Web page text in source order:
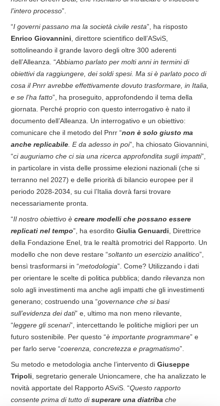
l’intero processo”.
“I governi passano ma la società civile resta”, ha risposto
Enrico Giovannini , direttore scientifico dell’ASviS,
sottolineando il grande lavoro degli oltre 300 aderenti
dell’Alleanza. “Abbiamo parlato per molti anni in termini di
obiettivi da raggiungere, dei soldi spesi. Ma si è parlato poco di
cosa il Pnrr avrebbe effettivamente dovuto trasformare, in Italia,
e se l’ha fatto”, ha proseguito, approfondendo il tema della
giornata. Perché proprio con questo interrogativo è nato il
documento dell’Alleanza. Un interrogativo e un obiettivo:
comunicare che il metodo del Pnrr “non è solo giusto ma
anche replicabile . E da adesso in poi”, ha chiosato Giovannini,
“ci auguriamo che ci sia una ricerca approfondita sugli impatti”,
in particolare in vista delle prossime elezioni nazionali (che si
terranno nel 2027) e delle priorità di bilancio europee per il
periodo 2028-2034, su cui l’Italia dovrà farsi trovare
necessariamente pronta.
“Il nostro obiettivo è creare modelli che possano essere
replicati nel tempo”, ha esordito Giulia Genuardi , Direttrice
della Fondazione Enel, tra le realtà promotrici del Rapporto. Un
modello che non deve restare “soltanto un esercizio analitico”,
bensì trasformarsi in “metodologia”. Come? Utilizzando i dati
per orientare le scelte di politica pubblica; dando rilevanza non
solo agli investimenti ma anche agli impatti che gli investimenti
generano; costruendo una “governance che si basi
sull’evidenza dei dati” e, ultimo ma non meno rilevante,
“leggere gli scenari”, intercettando le politiche migliori per un
futuro sostenibile. Per questo “è importante programmare” e
per farlo serve “coerenza, concretezza e pragmatismo”.
Su metodo e metodologia anche l’intervento di Giuseppe
Tripoli , segretario generale Unioncamere, che ha analizzato le
novità apportate del Rapporto ASviS. “Questo rapporto
consente prima di tutto disuperare una diatriba che